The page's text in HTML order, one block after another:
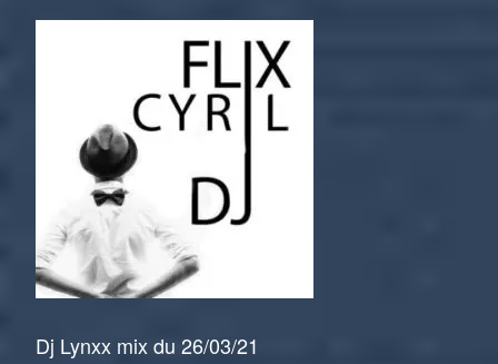
Dj Lynxx mix du 26/03/21